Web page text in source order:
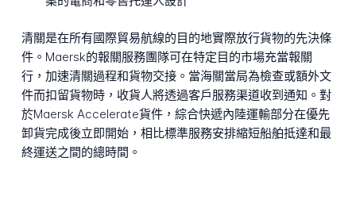
清關是在所有國際貿易航線的目的地實際放行貨物的先決條
件。Maersk的報關服務團隊可在特定目的市場充當報關
行，加速清關過程和貨物交接。當海關當局為檢查或額外文
件而扣留貨物時，收貨人將透過客戶服務渠道收到通知。對
於Maersk Accelerate貨件，綜合快遞內陸運輸部分在優先
卸貨完成後立即開始，相比標準服務安排縮短船舶抵達和最
終運送之間的總時間。